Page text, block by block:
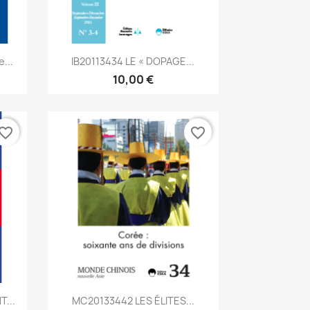
Aperçu rapide
IB20113434 LE « DOPAGE...
10,00 €
Aperçu rapide
MC20133442 LES ÉLITES...
favorite_border